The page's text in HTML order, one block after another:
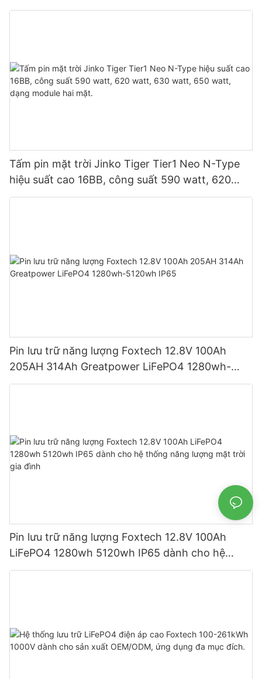
song song 9 thiết bị cho hệ thống quang điện.
Tấm pin mặt trời Jinko Tiger Tier1 Neo N-Type
hiệu suất cao 16BB, công suất 590 watt, 620
watt, 630 watt, 650 watt, dạng module hai mặt.
Pin lưu trữ năng lượng Foxtech 12.8V 100Ah
205AH 314Ah Greatpower LiFePO4 1280wh-
5120wh IP65
Pin lưu trữ năng lượng Foxtech 12.8V 100Ah
LiFePO4 1280wh 5120wh IP65 dành cho hệ
thống năng lượng mặt trời gia đình